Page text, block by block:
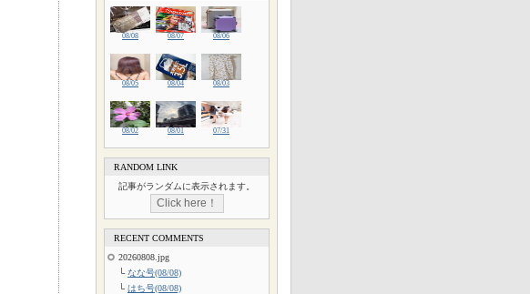
08/08 08/07 08/06
08/05 08/04 08/03
08/02 08/01 07/31
RANDOM LINK
記事がランダムに表示されます。
RECENT COMMENTS
20260808.jpg
└ なな号(08/08)
└ はち号(08/08)